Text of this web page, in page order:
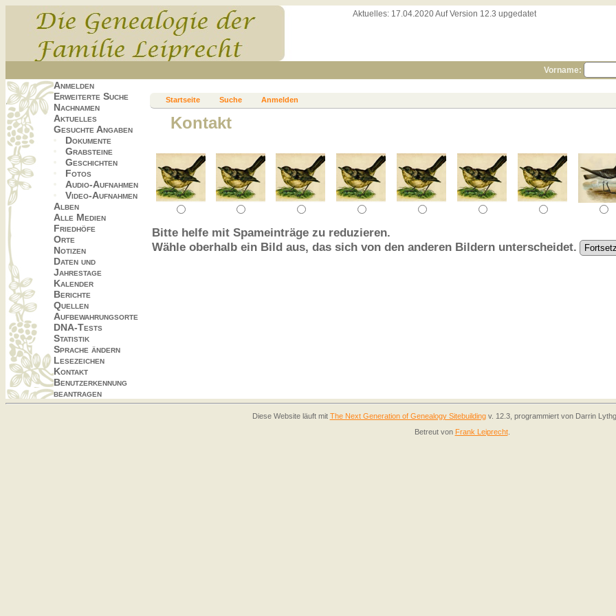
Aktuelles: 17.04.2020 Auf Version 12.3 upgedatet
Vorname:
Anmelden
Erweiterte Suche
Nachnamen
Aktuelles
Gesuchte Angaben
Dokumente
Grabsteine
Geschichten
Fotos
Audio-Aufnahmen
Video-Aufnahmen
Alben
Alle Medien
Friedhöfe
Orte
Notizen
Daten und
Jahrestage
Kalender
Berichte
Quellen
Aufbewahrungsorte
DNA-Tests
Statistik
Sprache ändern
Lesezeichen
Kontakt
Benutzerkennung
beantragen
Startseite Suche Anmelden
Kontakt
Bitte helfe mit Spameinträge zu reduzieren.
Wähle oberhalb ein Bild aus, das sich von den anderen Bildern unterscheidet.
Diese Website läuft mit The Next Generation of Genealogy Sitebuildingv. 12.3, programmiert von Darrin
Betreut von Frank Leiprecht.